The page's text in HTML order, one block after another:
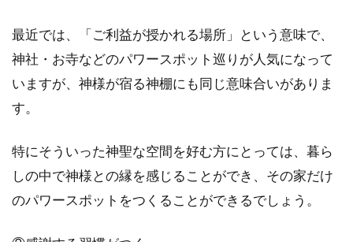
パートを探している人もいるかもしれません。
うな種類の戸建てがある？
マイホームを購入するときは、注文住宅や分譲
住宅、建売住宅、中古住宅など、選択肢がいろ
最近では、「ご利益が授かれる場所」という意味で、
神社・お寺などのパワースポット巡りが人気になって
いますが、神様が宿る神棚にも同じ意味合いがありま
す。
特にそういった神聖な空間を好む方にとっては、暮ら
しの中で神様との縁を感じることができ、その家だけ
のパワースポットをつくることができるでしょう。